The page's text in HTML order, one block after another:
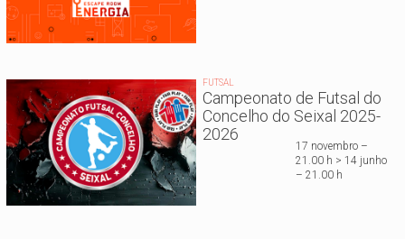
FUTSAL
Campeonato de Futsal do
Concelho do Seixal 2025-
2026
17 novembro –
21.00 h > 14 junho
– 21.00 h